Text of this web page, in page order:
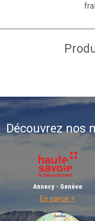
Découvrez nos
Annecy - Genève
En savoir +